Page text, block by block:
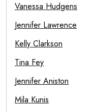
Vanessa Hudgens
Jennifer Lawrence
Kelly Clarkson
Tina Fey
Jennifer Aniston
Mila Kunis